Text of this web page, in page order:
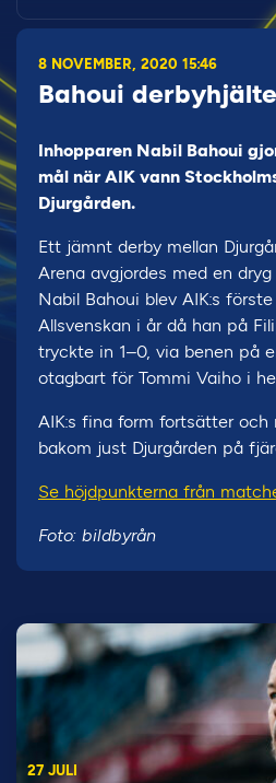
8 NOVEMBER, 2020 15:46
Bahoui
Inhopparen Nabil Bahoui
mål när AIK vann
Djurgården.
Ett jämnt derby mellan
Arena avgjordes med en
Nabil Bahoui blev AIK:s
Allsvenskan i år då han på
tryckte in 1–0, via benen på
otagbart för Tommi Vaiho i
AIK:s fina form fortsätter och
bakom just Djurgården på
Se höjdpunkterna från
Foto: bildbyrån
27 JULI